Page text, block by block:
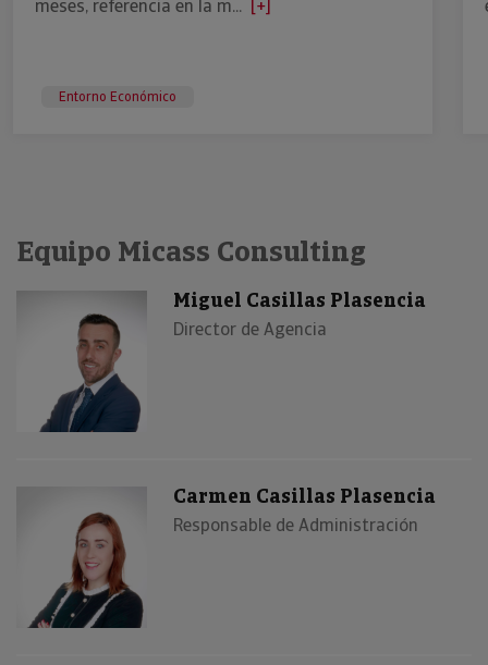
meses, referencia en la m... [+]
Entorno Económico
Equipo Micass Consulting
Miguel Casillas Plasencia
Director de Agencia
Carmen Casillas Plasencia
Responsable de Administración